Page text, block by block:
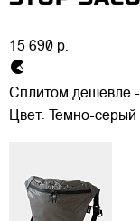
15 690 р.
Сплитом дешевле
Цвет: Темно-серый